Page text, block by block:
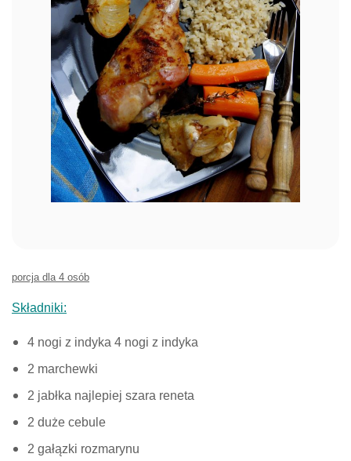
porcja dla 4 osób
Składniki:
4 nogi z indyka 4 nogi z indyka
2 marchewki
2 jabłka najlepiej szara reneta
2 duże cebule
2 gałązki rozmarynu